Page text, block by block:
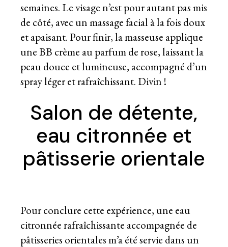
semaines. Le visage n’est pour autant pas mis
de côté, avec un massage facial à la fois doux
et apaisant. Pour finir, la masseuse applique
une BB crème au parfum de rose, laissant la
peau douce et lumineuse, accompagné d’un
spray léger et rafraîchissant. Divin !
Salon de détente,
eau citronnée et
pâtisserie orientale
Pour conclure cette expérience, une eau
citronnée rafraîchissante accompagnée de
pâtisseries orientales m’a été servie dans un